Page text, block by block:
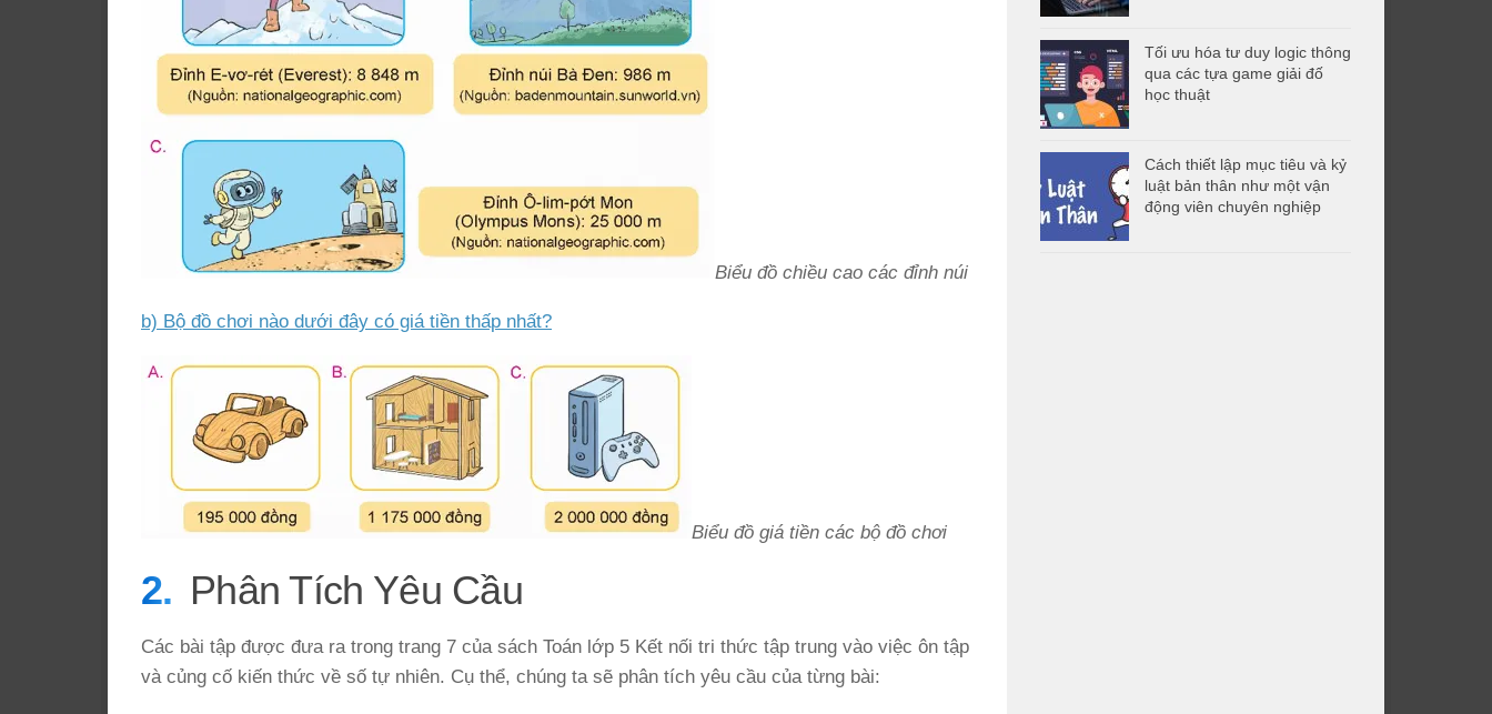
Biểu đồ chiều cao các đỉnh núi
b) Bộ đồ chơi nào dưới đây có giá tiền thấp nhất?
Biểu đồ giá tiền các bộ đồ chơi
Phân Tích Yêu Cầu
Các bài tập được đưa ra trong trang 7 của sách Toán lớp 5 Kết nối tri thức tập trung vào việc ôn tập
và củng cố kiến thức về số tự nhiên. Cụ thể, chúng ta sẽ phân tích yêu cầu của từng bài:
Tối ưu hóa tư duy logic thông
qua các tựa game giải đố
học thuật
Cách thiết lập mục tiêu và kỷ
luật bản thân như một vận
động viên chuyên nghiệp